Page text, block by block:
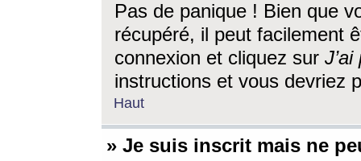
Pas de panique ! Bien que
récupéré, il peut facilement
connexion et cliquez sur
instructions et vous devriez
Haut
» Je suis inscrit mais ne